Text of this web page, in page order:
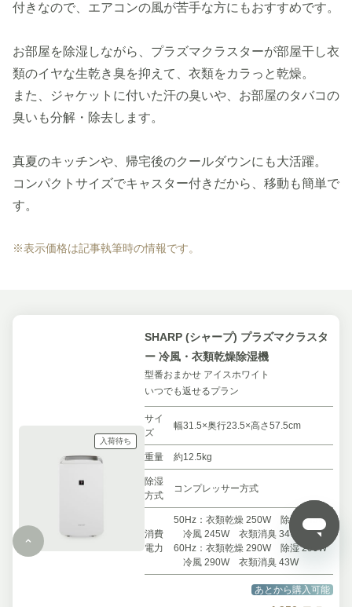
付きなので、エアコンの風が苦手な方にもおすすめです。
お部屋を除湿しながら、プラズマクラスターが部屋干し衣
類のイヤな生乾き臭を抑えて、衣類をカラっと乾燥。
また、ジャケットに付いた汗の臭いや、お部屋のタバコの
臭いも分解・除去します。
真夏のキッチンや、帰宅後のクールダウンにも大活躍。
コンパクトサイズでキャスター付きだから、移動も簡単で
す。
※表示価格は記事執筆時の情報です。
入荷待ち
SHARP (シャープ) プラズマクラスタ
ー 冷風・衣類乾燥除湿機
型番おまかせ アイスホワイト
いつでも返せるプラン
サイ
ズ
幅31.5×奥行23.5×高さ57.5cm
重量 約12.5kg
除湿
方式
コンプレッサー方式
消費
電力
50Hz：衣類乾燥 250W 除湿 245W
冷風 245W 衣類消臭 34W
60Hz：衣類乾燥 290W 除湿 290W
冷風 290W 衣類消臭 43W
あとから購入可能